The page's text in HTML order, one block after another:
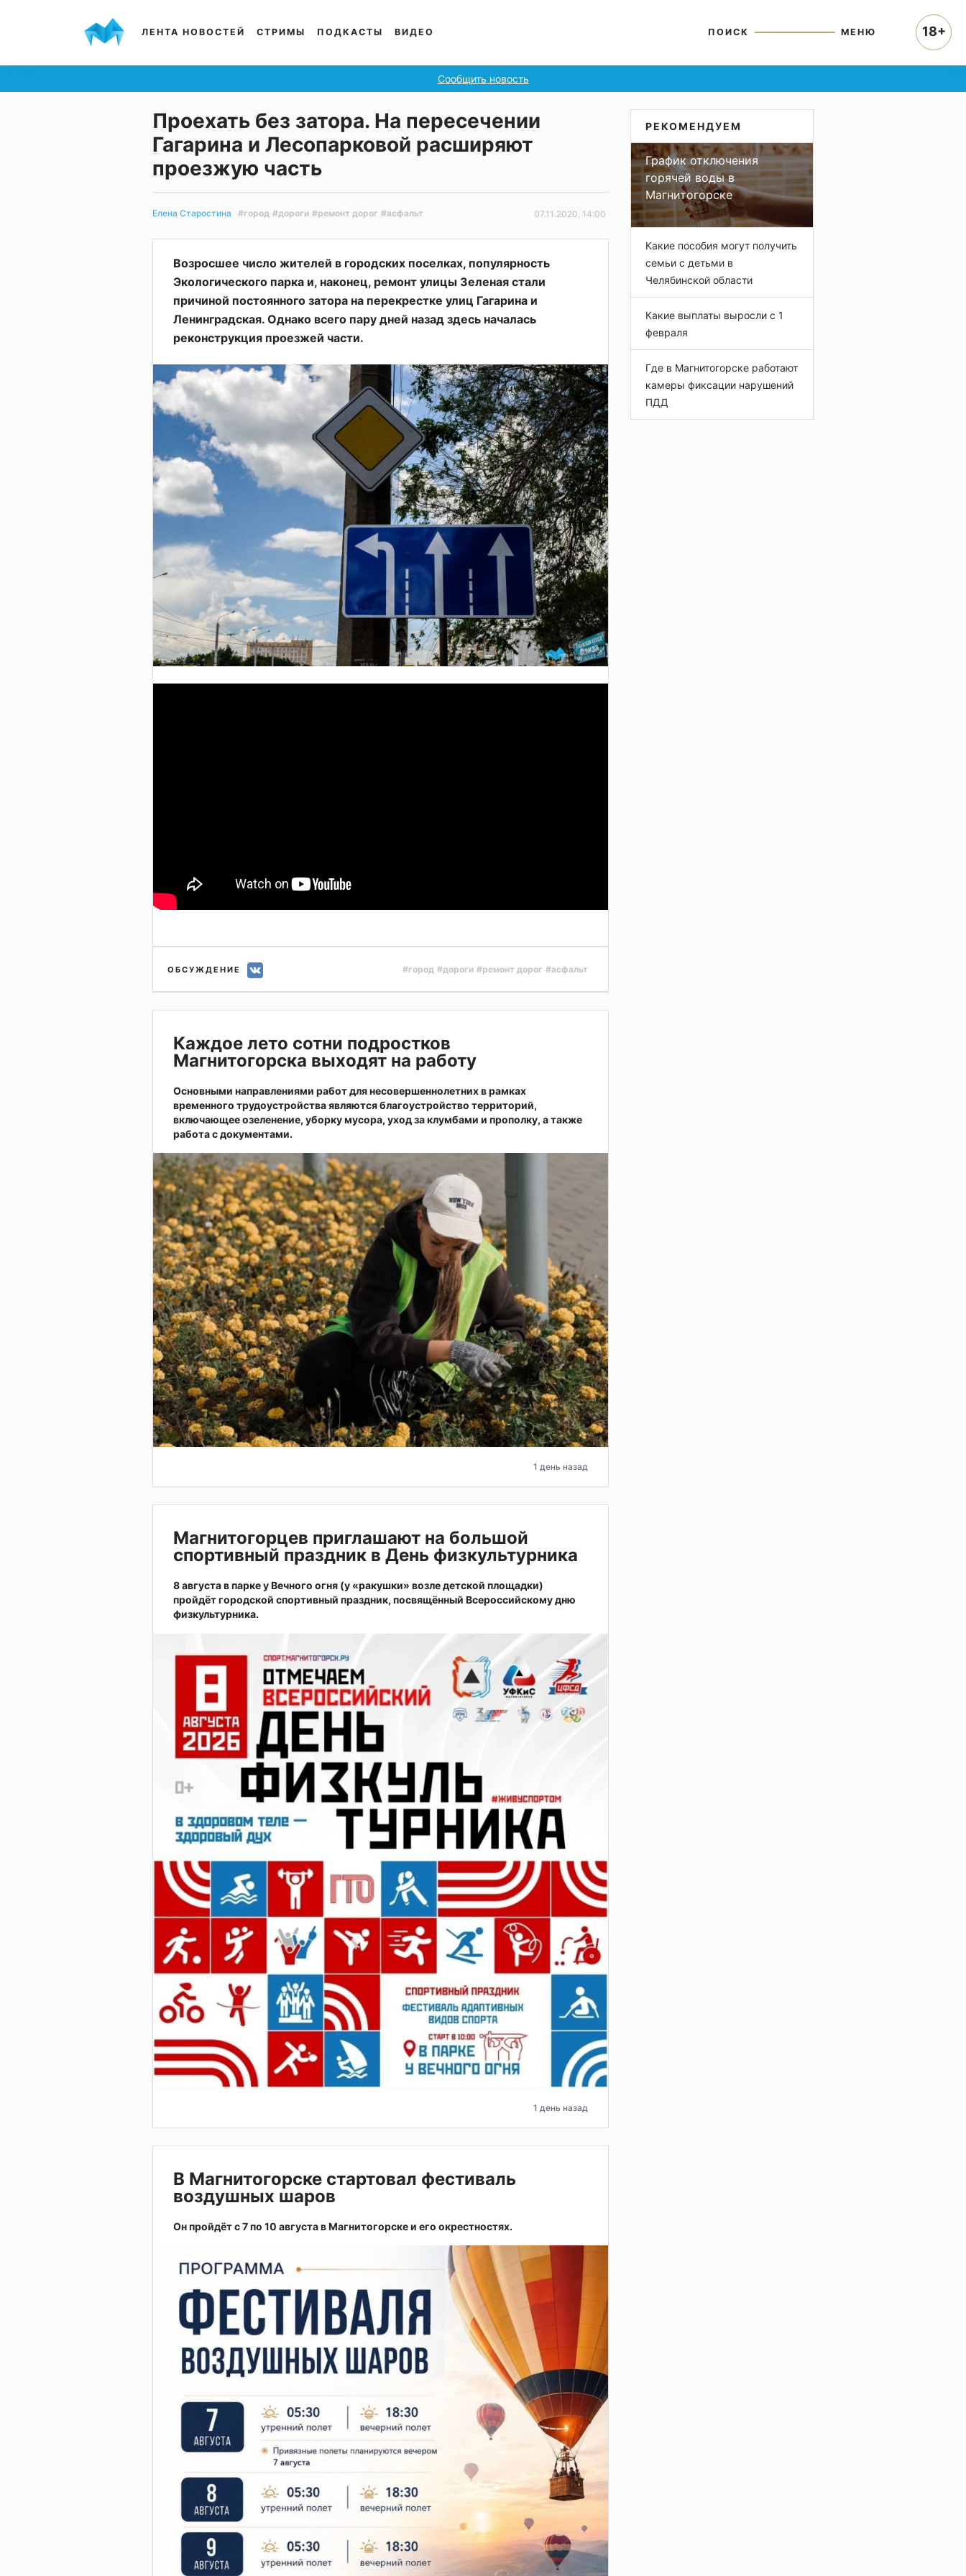
ЛЕНТА НОВОСТЕЙ СТРИМЫ ПОДКАСТЫ ВИДЕО ПОИСК МЕНЮ
Сообщить новость
Проехать без затора. На пересечении
Гагарина и Лесопарковой расширяют
проезжую часть
Елена Старостина #город #дороги #ремонт дорог #асфальт 07.11.2020, 14:00
Возросшее число жителей в городских поселках, популярность
Экологического парка и, наконец, ремонт улицы Зеленая стали
причиной постоянного затора на перекрестке улиц Гагарина и
Ленинградская. Однако всего пару дней назад здесь началась
реконструкция проезжей части.
ОБСУЖДЕНИЕ #город #дороги #ремонт дорог #асфальт
Каждое лето сотни подростков
Магнитогорска выходят на работу
Основными направлениями работ для несовершеннолетних в рамках
временного трудоустройства являются благоустройство территорий,
включающее озеленение, уборку мусора, уход за клумбами и прополку, а также
работа с документами.
1 день назад
Магнитогорцев приглашают на большой
спортивный праздник в День физкультурника
8 августа в парке у Вечного огня (у «ракушки» возле детской площадки)
пройдёт городской спортивный праздник, посвящённый Всероссийскому дню
физкультурника.
1 день назад
В Магнитогорске стартовал фестиваль
воздушных шаров
Он пройдёт с 7 по 10 августа в Магнитогорске и его окрестностях.
РЕКОМЕНДУЕМ
График отключения
горячей воды в
Магнитогорске
Какие пособия могут получить
семьи с детьми в
Челябинской области
Какие выплаты выросли с 1
февраля
Где в Магнитогорске работают
камеры фиксации нарушений
ПДД
18+